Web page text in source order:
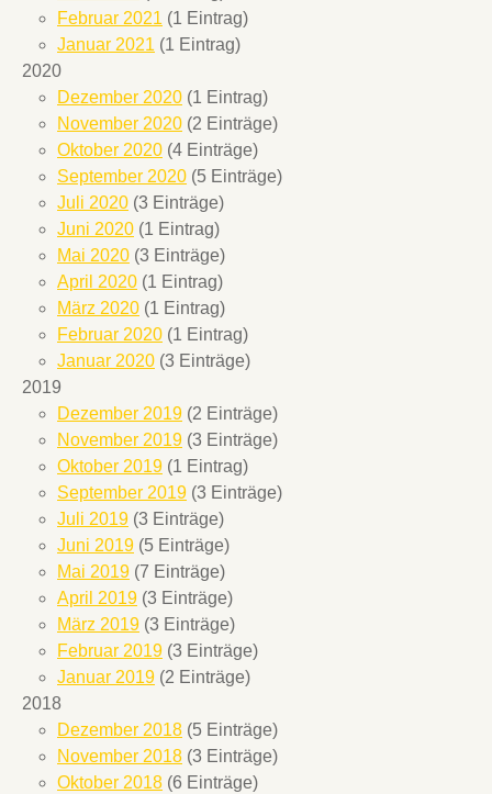
Februar 2021 (1 Eintrag)
Januar 2021 (1 Eintrag)
2020
Dezember 2020 (1 Eintrag)
November 2020 (2 Einträge)
Oktober 2020 (4 Einträge)
September 2020 (5 Einträge)
Juli 2020 (3 Einträge)
Juni 2020 (1 Eintrag)
Mai 2020 (3 Einträge)
April 2020 (1 Eintrag)
März 2020 (1 Eintrag)
Februar 2020 (1 Eintrag)
Januar 2020 (3 Einträge)
2019
Dezember 2019 (2 Einträge)
November 2019 (3 Einträge)
Oktober 2019 (1 Eintrag)
September 2019 (3 Einträge)
Juli 2019 (3 Einträge)
Juni 2019 (5 Einträge)
Mai 2019 (7 Einträge)
April 2019 (3 Einträge)
März 2019 (3 Einträge)
Februar 2019 (3 Einträge)
Januar 2019 (2 Einträge)
2018
Dezember 2018 (5 Einträge)
November 2018 (3 Einträge)
Oktober 2018 (6 Einträge)